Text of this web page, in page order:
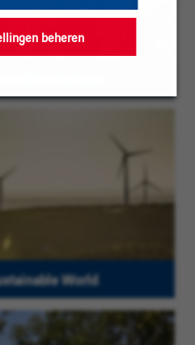
beheren
World